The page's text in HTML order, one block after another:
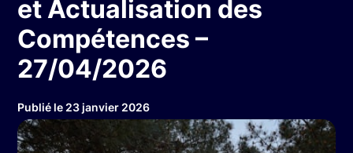
et Actualisation des
Compétences –
27/04/2026
Publié le 23 janvier 2026